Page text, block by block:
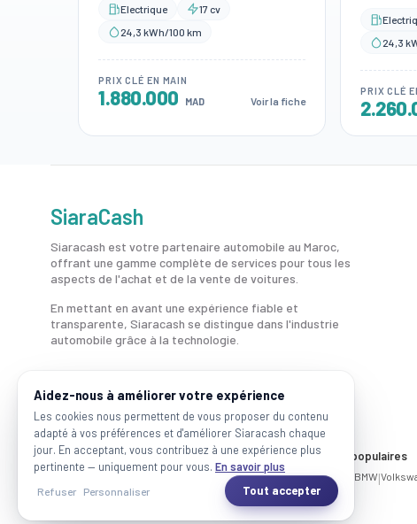
Electrique
17 cv
24,3 kWh/100 km
PRIX CLÉ EN MAIN
1.880.000 MAD Voir la fiche
24,3
PRIX CLÉ
SiaraCash
Siaracash est votre partenaire automobile au Maroc,
offrant une gamme complète de services pour tous les
aspects de l'achat et de la vente de voitures.
En mettant en avant une expérience fiable et
transparente, Siaracash se distingue dans l'industrie
automobile grâce à la technologie.
Voitures par ville
Rabat Mohammadia Salé|Témara|Kénitra
Marques populaires
Mercedes BMW|
2026 SiaraCash - Tous les droits sont réservés
Aidez-nous à améliorer votre expérience
Les cookies nous permettent de vous proposer du contenu
adapté à vos préférences et d'améliorer Siaracash chaque
jour. En acceptant, vous contribuez à une expérience plus
pertinente — uniquement pour vous. En savoir plus
Refuser Personnaliser Tout accepter